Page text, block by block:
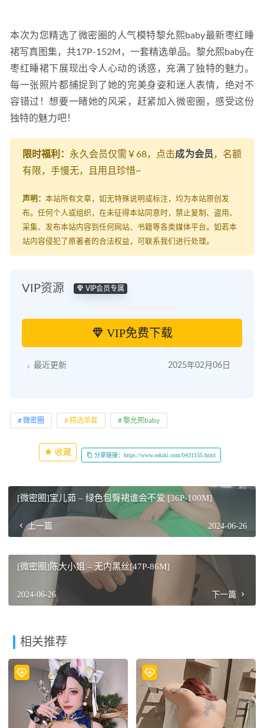
本次为您精选了微密圈的人气模特黎允熙baby最新枣红睡
裙写真图集，共17P-152M，一套精选单品。黎允熙baby在
枣红睡裙下展现出令人心动的诱惑，充满了独特的魅力。
每一张照片都捕捉到了她的完美身姿和迷人表情，绝对不
容错过！想要一睹她的风采，赶紧加入微密圈，感受这份
独特的魅力吧！
限时福利： 永久会员仅需￥68，点击成为会员，名额
有限，手慢无，且用且珍惜~
声明： 本站所有文章，如无特殊说明或标注，均为本站原创发
布。任何个人或组织，在未征得本站同意时，禁止复制、盗用、
采集、发布本站内容到任何网站、书籍等各类媒体平台。如若本
站内容侵犯了原著者的合法权益，可联系我们进行处理。
VIP资源 VIP会员专属
VIP免费下载
最近更新 2025年02月06日
微密圈 精选单套 黎允熙baby
收藏 分享链接：https://www.sekiki.com/0431155.html
[微密圈]宝儿茹 – 绿色包臀裙谁会不爱 [36P-100M]
上一篇 2024-06-26
[微密圈]陈大小姐 – 无内黑丝[47P-86M]
2024-06-26 下一篇
相关推荐